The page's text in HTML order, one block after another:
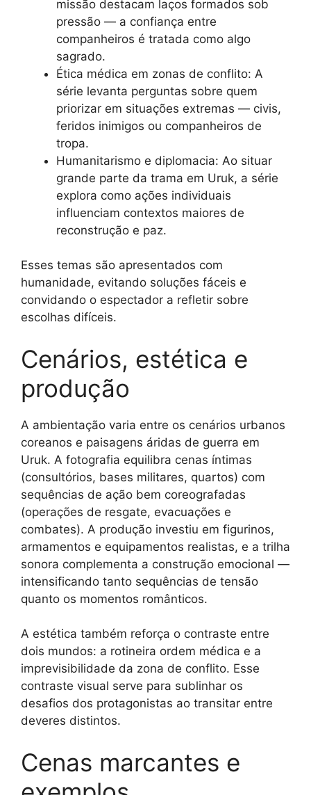
missão destacam laços formados sob
pressão — a confiança entre
companheiros é tratada como algo
sagrado.
Ética médica em zonas de conflito: A
série levanta perguntas sobre quem
priorizar em situações extremas — civis,
feridos inimigos ou companheiros de
tropa.
Humanitarismo e diplomacia: Ao situar
grande parte da trama em Uruk, a série
explora como ações individuais
influenciam contextos maiores de
reconstrução e paz.
Esses temas são apresentados com
humanidade, evitando soluções fáceis e
convidando o espectador a refletir sobre
escolhas difíceis.
Cenários, estética e
produção
A ambientação varia entre os cenários urbanos
coreanos e paisagens áridas de guerra em
Uruk. A fotografia equilibra cenas íntimas
(consultórios, bases militares, quartos) com
sequências de ação bem coreografadas
(operações de resgate, evacuações e
combates). A produção investiu em figurinos,
armamentos e equipamentos realistas, e a trilha
sonora complementa a construção emocional —
intensificando tanto sequências de tensão
quanto os momentos românticos.
A estética também reforça o contraste entre
dois mundos: a rotineira ordem médica e a
imprevisibilidade da zona de conflito. Esse
contraste visual serve para sublinhar os
desafios dos protagonistas ao transitar entre
deveres distintos.
Cenas marcantes e